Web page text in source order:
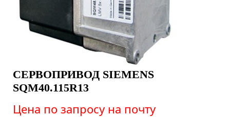
СЕРВОПРИВОД SIEMENS
SQM40.115R13
Цена по запросу на почту